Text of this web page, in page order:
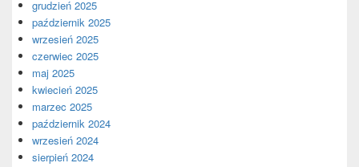
grudzień 2025
październik 2025
wrzesień 2025
czerwiec 2025
maj 2025
kwiecień 2025
marzec 2025
październik 2024
wrzesień 2024
sierpień 2024